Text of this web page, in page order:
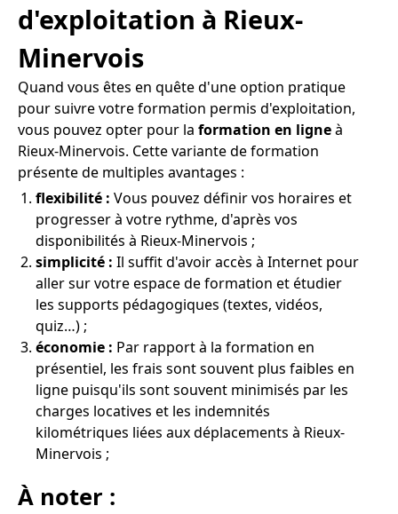
d'exploitation à Rieux-
Minervois
Quand vous êtes en quête d'une option pratique
pour suivre votre formation permis d'exploitation,
vous pouvez opter pour la formation en ligneà
Rieux-Minervois. Cette variante de formation
présente de multiples avantages :
flexibilité : Vous pouvez définir vos horaires et
progresser à votre rythme, d'après vos
disponibilités à Rieux-Minervois ;
simplicité : Il suffit d'avoir accès à Internet pour
aller sur votre espace de formation et étudier
les supports pédagogiques (textes, vidéos,
quiz…) ;
économie : Par rapport à la formation en
présentiel, les frais sont souvent plus faibles en
ligne puisqu'ils sont souvent minimisés par les
charges locatives et les indemnités
kilométriques liées aux déplacements à Rieux-
Minervois ;
À noter :